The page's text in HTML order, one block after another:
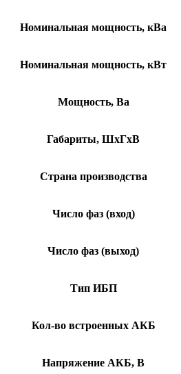
Номинальная мощность, кВа
Номинальная мощность, кВт
Мощность, Ва
Габариты, ШхГхВ
Страна производства
Число фаз (вход)
Число фаз (выход)
Тип ИБП
Кол-во встроенных АКБ
Напряжение АКБ, В